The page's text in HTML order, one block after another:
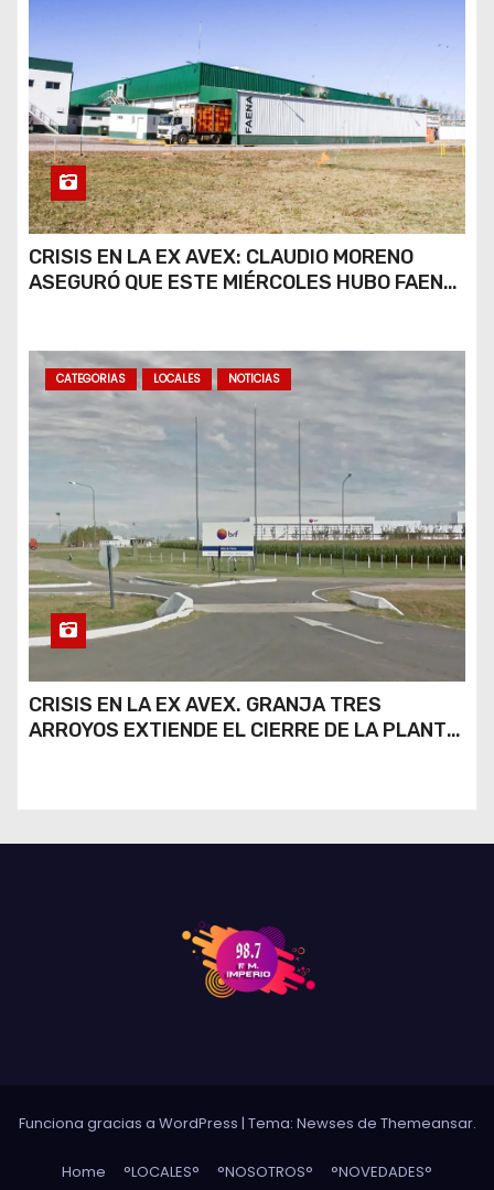
CRISIS EN LA EX AVEX: CLAUDIO MORENO
ASEGURÓ QUE ESTE MIÉRCOLES HUBO FAENA
CATEGORIAS LOCALES NOTICIAS
CRISIS EN LA EX AVEX. GRANJA TRES
ARROYOS EXTIENDE EL CIERRE DE LA PLANTA
Funciona gracias a WordPress | Tema: Newses de Themeansar.
Home °LOCALES° °NOSOTROS° °NOVEDADES°